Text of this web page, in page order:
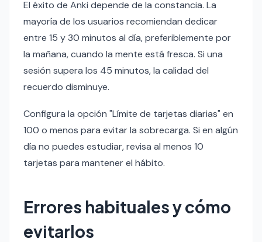
El éxito de Anki depende de la constancia. La
mayoría de los usuarios recomiendan dedicar
entre 15 y 30 minutos al día, preferiblemente por
la mañana, cuando la mente está fresca. Si una
sesión supera los 45 minutos, la calidad del
recuerdo disminuye.
Configura la opción "Límite de tarjetas diarias" en
100 o menos para evitar la sobrecarga. Si en algún
día no puedes estudiar, revisa al menos 10
tarjetas para mantener el hábito.
Errores habituales y cómo
evitarlos